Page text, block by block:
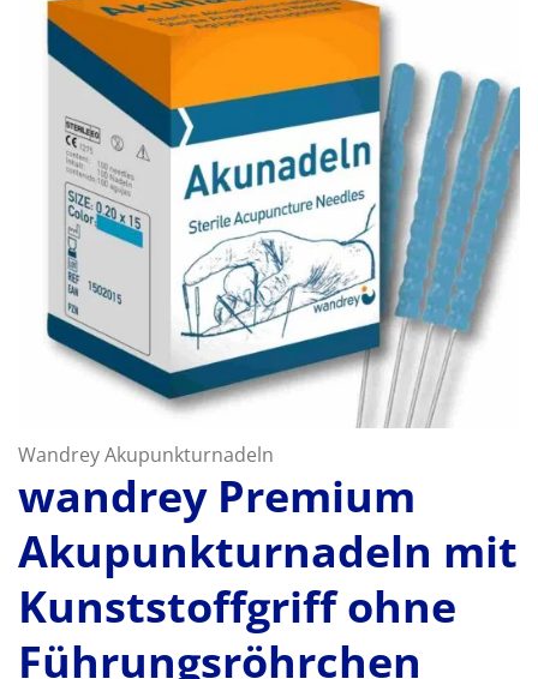
Wandrey Akupunkturnadeln
wandrey Premium
Akupunkturnadeln mit
Kunststoffgriff ohne
Führungsröhrchen